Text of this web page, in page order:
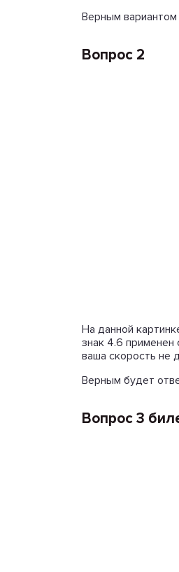
Верным
Вопрос 2
На данной
знак 4.6 применен
ваша скорость не
Верным будет
Вопрос 3